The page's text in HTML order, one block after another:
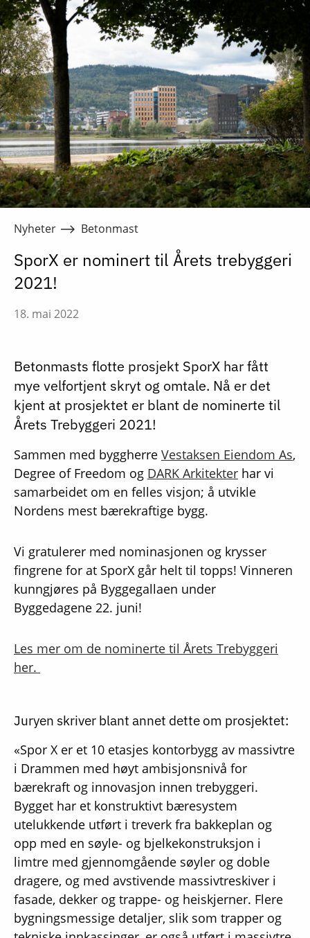
Nyheter Betonmast
SporX er nominert til Årets trebyggeri
2021!
18. mai 2022
Betonmasts flotte prosjekt SporX har fått
mye velfortjent skryt og omtale. Nå er det
kjent at prosjektet er blant de nominerte til
Årets Trebyggeri 2021!
Sammen med byggherre Vestaksen Eiendom As,
Degree of Freedom og DARK Arkitekter har vi
samarbeidet om en felles visjon; å utvikle
Nordens mest bærekraftige bygg.
Vi gratulerer med nominasjonen og krysser
fingrene for at SporX går helt til topps! Vinneren
kunngjøres på Byggegallaen under
Byggedagene 22. juni!
Les mer om de nominerte til Årets Trebyggeri
her.
Juryen skriver blant annet dette om prosjektet:
«Spor X er et 10 etasjes kontorbygg av massivtre
i Drammen med høyt ambisjonsnivå for
bærekraft og innovasjon innen trebyggeri.
Bygget har et konstruktivt bæresystem
utelukkende utført i treverk fra bakkeplan og
opp med en søyle- og bjelkekonstruksjon i
limtre med gjennomgående søyler og doble
dragere, og med avstivende massivtreskiver i
fasade, dekker og trappe- og heiskjerner. Flere
bygningsmessige detaljer, slik som trapper og